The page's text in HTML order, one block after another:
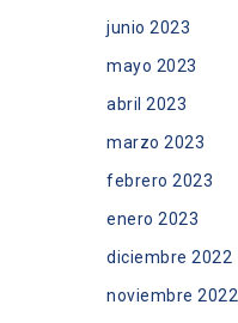
junio 2023
mayo 2023
abril 2023
marzo 2023
febrero 2023
enero 2023
diciembre 2022
noviembre 2022